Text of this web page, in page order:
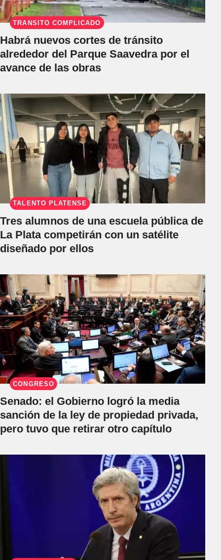
TRÁNSITO COMPLICADO
Habrá nuevos cortes de tránsito
alrededor del Parque Saavedra por el
avance de las obras
TALENTO PLATENSE
Tres alumnos de una escuela pública de
La Plata competirán con un satélite
diseñado por ellos
CONGRESO
Senado: el Gobierno logró la media
sanción de la ley de propiedad privada,
pero tuvo que retirar otro capítulo